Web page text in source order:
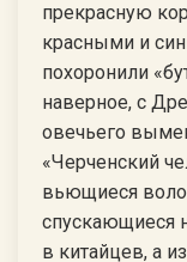
прекрасную
красными и
похоронили
наверное, с
овечьего
«Черченский
вьющиеся
спускающиеся
в китайцев, а